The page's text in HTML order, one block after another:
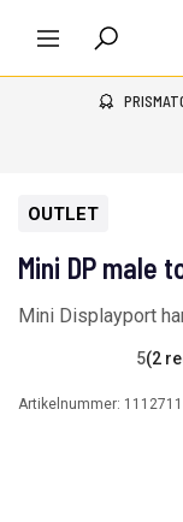
OUTLET
Mini DP male
Mini Displayport
5(2
Artikelnummer: 1112711